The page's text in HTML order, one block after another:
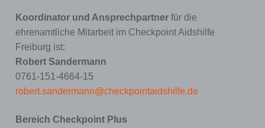
Koordinator und Ansprechpartner für die
ehrenamtliche Mitarbeit im Checkpoint Aidshilfe
Freiburg ist:
Robert Sandermann
0761-151-4664-15
robert.sandermann@checkpointaidshilfe.de
Bereich Checkpoint Plus